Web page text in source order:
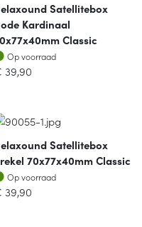
Satellitebox
Kardinaal
Classic
Op voorraad
Op voorraad
39,90
Satellitebox
70x77x40mm Classic
Op voorraad
Op voorraad
39,90